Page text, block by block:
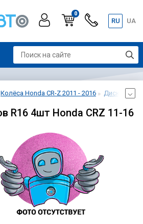
0
RU UA
Колёса Honda CR-Z 2011 - 2016 Диски
R16 4шт Honda CRZ 11-16